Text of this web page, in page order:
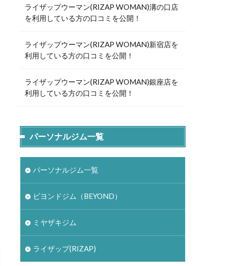
ライザップウーマン(RIZAP WOMAN)溝の口店
を利用している方の口コミを公開！
ライザップウーマン(RIZAP WOMAN)新宿店を
利用している方の口コミを公開！
ライザップウーマン(RIZAP WOMAN)銀座店を
利用している方の口コミを公開！
パーソナルジム一覧
パーソナルジム一覧
ビヨンドジム（BEYOND）
ミヤザキジム
ライザップ(RIZAP)